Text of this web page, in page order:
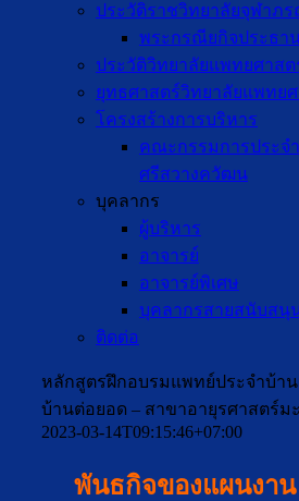
ประวัติราชวิทยาลัยจุฬาภ
พระกรณียกิจประธา
ประวัติวิทยาลัยแพทยศาส
ยุทธศาสตร์วิทยาลัยแพทย
โครงสร้างการบริหาร
คณะกรรมการประจ
ศรีสวางควัฒน
บุคลากร
ผู้บริหาร
อาจารย์
อาจารย์พิเศษ
บุคลากรสายสนับสนุ
ติดต่อ
หลักสูตรฝึกอบรมแพทย์ประจำบ้า
บ้านต่อยอด – สาขาอายุรศาสตร์มะ
2023-03-14T09:15:46+07:00
พันธกิจของแผนงาน